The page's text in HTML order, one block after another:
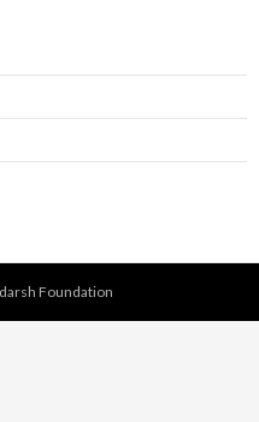
Foundation